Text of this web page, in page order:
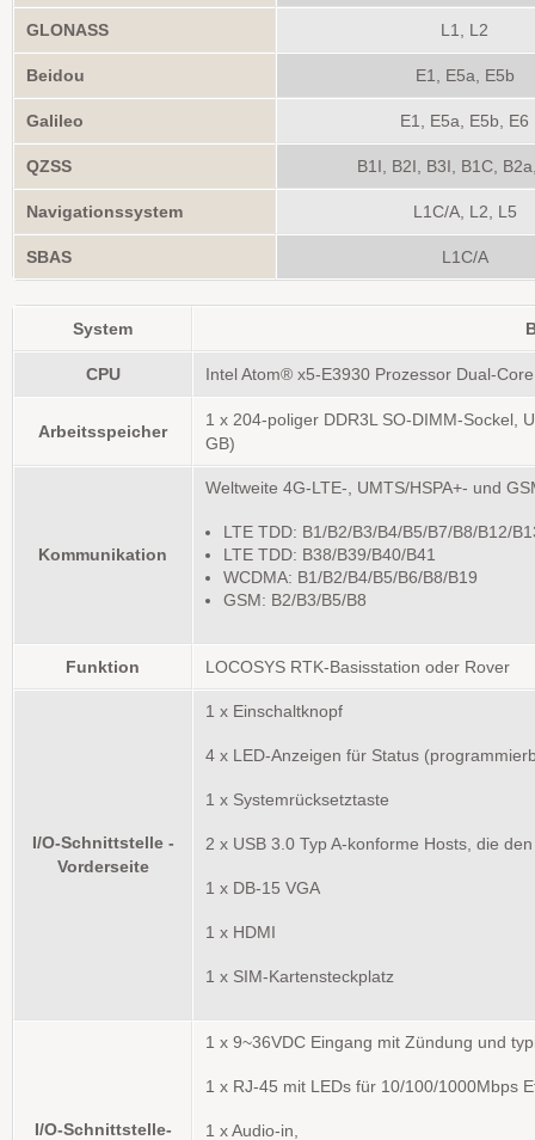
GLONASS L1, L2
Beidou E1, E5a, E5b
Galileo E1, E5a, E5b, E6
QZSS B1I, B2I, B3I, B1C,
Navigationssystem L1C/A, L2, L5
SBAS L1C/A
System
CPU Intel Atom® x5-E3930 Prozessor Dual-
Arbeitsspeicher
1 x 204-poliger DDR3L SO-DIMM-Sockel,
GB)
Kommunikation
Weltweite 4G-LTE-, UMTS/HSPA+- und
LTE TDD: B1/B2/B3/B4/B5/B7/B8/B12/
LTE TDD: B38/B39/B40/B41
WCDMA: B1/B2/B4/B5/B6/B8/B19
GSM: B2/B3/B5/B8
Funktion LOCOSYS RTK-Basisstation oder Rover
I/O-Schnittstelle -
Vorderseite
1 x Einschaltknopf
4 x LED-Anzeigen für Status
1 x Systemrücksetztaste
2 x USB 3.0 Typ A-konforme Hosts, die
1 x DB-15 VGA
1 x HDMI
1 x SIM-Kartensteckplatz
I/O-Schnittstelle-
1 x 9~36VDC Eingang mit Zündung und
1 x RJ-45 mit LEDs für 10/100/1000Mbps
1 x Audio-in,